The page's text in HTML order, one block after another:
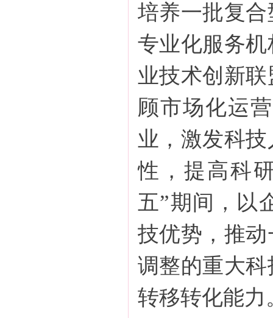
培养一批复
专业化服务
业技术创新
顾市场化运
业，激发科
性，提高科
五”期间，以
技优势，推
调整的重大
转移转化能力